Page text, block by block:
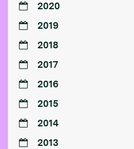
2020
2019
2018
2017
2016
2015
2014
2013